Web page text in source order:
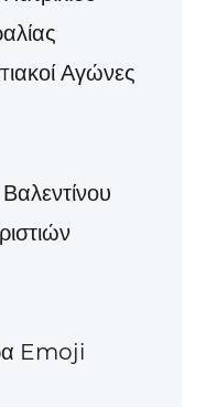
Αγώνες
Emoji